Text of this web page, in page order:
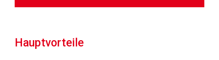
Hauptvorteile